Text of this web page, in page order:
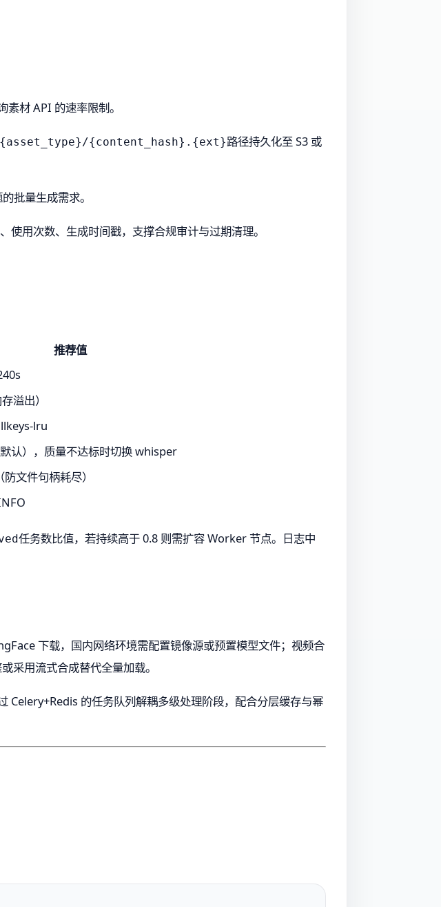
材 API 的速率限制。
{content_hash}.{ext}路径持久化至 S3 或
批量生成需求。
用次数、生成时间戳，支撑合规审计与过期清理。
推荐值
溢出）
lru
认），质量不达标时切换 whisper
文件句柄耗尽）
任务数比值，若持续高于 0.8 则需扩容 Worker 节点。日志中
下载，国内网络环境需配置镜像源或预置模型文件；视频合
采用流式合成替代全量加载。
的任务队列解耦多级处理阶段，配合分层缓存与幂